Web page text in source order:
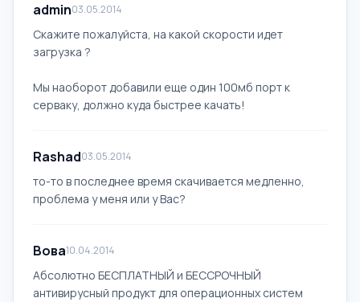
admin03.05.2014
Скажите пожалуйста, на какой скорости идет
загрузка ?
Мы наоборот добавили еще один 100мб порт к
серваку, должно куда быстрее качать!
Rashad03.05.2014
то-то в последнее время скачивается медленно,
проблема у меня или у Вас?
Вова10.04.2014
Абсолютно БЕСПЛАТНЫЙ и БЕССРОЧНЫЙ
антивирусный продукт для операционных систем